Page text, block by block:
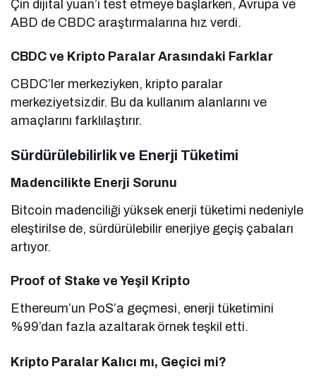
Çin dijital yuan’ı test etmeye başlarken, Avrupa ve
ABD de CBDC araştırmalarına hız verdi.
CBDC ve Kripto Paralar Arasındaki Farklar
CBDC’ler merkeziyken, kripto paralar
merkeziyetsizdir. Bu da kullanım alanlarını ve
amaçlarını farklılaştırır.
Sürdürülebilirlik ve Enerji Tüketimi
Madencilikte Enerji Sorunu
Bitcoin madenciliği yüksek enerji tüketimi nedeniyle
eleştirilse de, sürdürülebilir enerjiye geçiş çabaları
artıyor.
Proof of Stake ve Yeşil Kripto
Ethereum’un PoS’a geçmesi, enerji tüketimini
%99’dan fazla azaltarak örnek teşkil etti.
Kripto Paralar Kalıcı mı, Geçici mi?